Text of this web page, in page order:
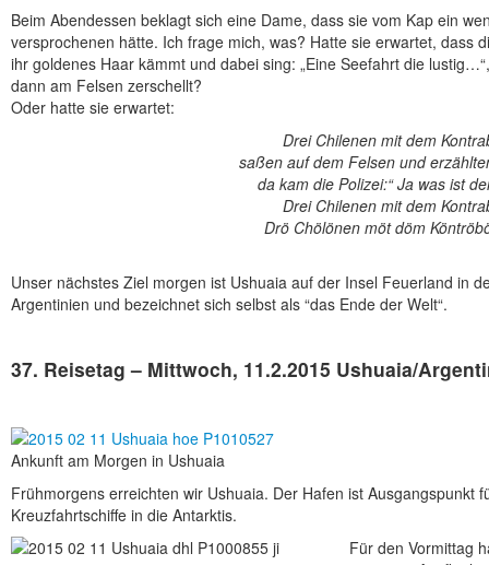
Beim Abendessen beklagt sich eine Dame, dass sie vom Kap ein
versprochenen hätte. Ich frage mich, was? Hatte sie erwartet, dass
ihr goldenes Haar kämmt und dabei sing: „Eine Seefahrt die
dann am Felsen zerschellt?
Oder hatte sie erwartet:
Drei Chilenen mit dem
saßen auf dem Felsen und
da kam die Polizei:“ Ja was ist
Drei Chilenen mit dem
Drö Chölönen möt döm
Unser nächstes Ziel morgen ist Ushuaia auf der Insel Feuerland in
Argentinien und bezeichnet sich selbst als “das Ende der Welt“.
37. Reisetag – Mittwoch, 11.2.2015 Ushuaia/
Ankunft am Morgen in Ushuaia
Frühmorgens erreichten wir Ushuaia. Der Hafen ist Ausgangspunkt
Kreuzfahrtschiffe in die Antarktis.
Für den Vormittag